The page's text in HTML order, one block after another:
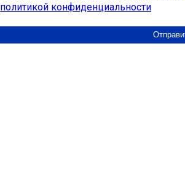
политикой конфиденциальности